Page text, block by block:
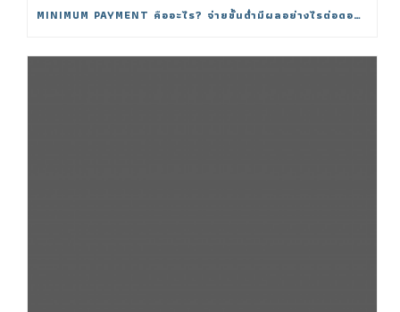
MINIMUM PAYMENT คืออะไร? จ่ายขั้นต่ำมีผลอย่างไรต่อดอกเบี้ย